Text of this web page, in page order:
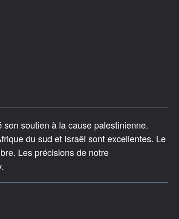
soutien à la cause palestinienne.
du sud et Israël sont excellentes. Le
Les précisions de notre